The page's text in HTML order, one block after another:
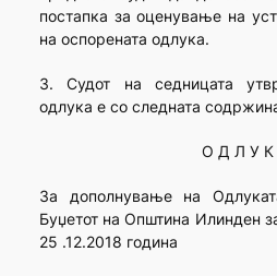
постапка за оценување на
на оспорената одлука.
3. Судот на седницата
одлука е со следната
О Д Л У К
За дополнување на
Буџетот на Општина Илинден
25 .12.2018 година